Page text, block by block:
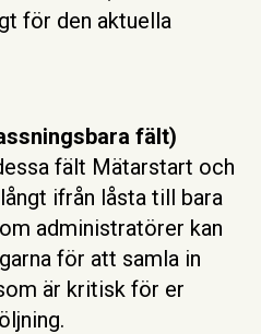
för den aktuella
fält)
fält Mätarstart och
ifrån låsta till bara
administratörer kan
för att samla in
är kritisk för er